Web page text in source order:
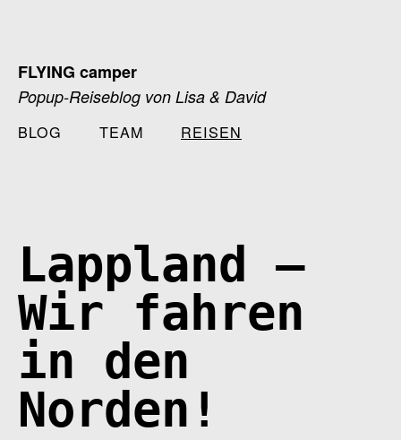
FLYING camper
Popup-Reiseblog von Lisa & David
BLOG TEAM REISEN
Lappland –
Wir fahren
in den
Norden!